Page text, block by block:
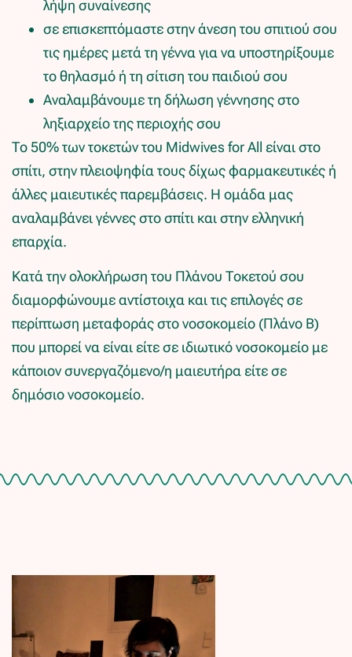
λήψη συναίνεσης
σε επισκεπτόμαστε στην άνεση του σπιτιού σου
τις ημέρες μετά τη γέννα για να υποστηρίξουμε
το θηλασμό ή τη σίτιση του παιδιού σου
Αναλαμβάνουμε τη δήλωση γέννησης στο
ληξιαρχείο της περιοχής σου
Το 50% των τοκετών του Midwives for All είναι στο
σπίτι, στην πλειοψηφία τους δίχως φαρμακευτικές ή
άλλες μαιευτικές παρεμβάσεις. Η ομάδα μας
αναλαμβάνει γέννες στο σπίτι και στην ελληνική
επαρχία.
Κατά την ολοκλήρωση του Πλάνου Τοκετού σου
διαμορφώνουμε αντίστοιχα και τις επιλογές σε
περίπτωση μεταφοράς στο νοσοκομείο (Πλάνο Β)
που μπορεί να είναι είτε σε ιδιωτικό νοσοκομείο με
κάποιον συνεργαζόμενο/η μαιευτήρα είτε σε
δημόσιο νοσοκομείο.